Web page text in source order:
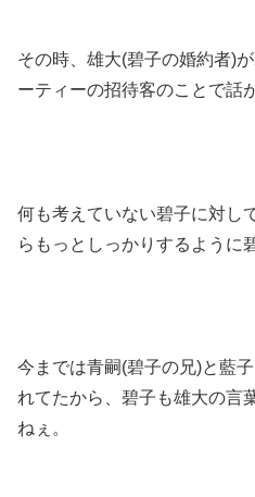
その時、雄大(碧子の婚約者)
ーティーの招待客のことで話
何も考えていない碧子に対し
らもっとしっかりするように
今までは青嗣(碧子の兄)と藍
れてたから、碧子も雄大の言
ねぇ。